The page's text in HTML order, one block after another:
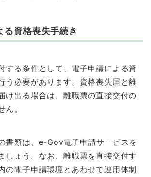
る資格喪失手続き
する条件として、電子申請による資
う必要があります。資格喪失届と離
け出る場合は、離職票の直接交付の
ん。
書類は、e-Gov電子申請サービスを
しょう。なお、離職票を直接交付す
の電子申請環境とあわせて運用体制